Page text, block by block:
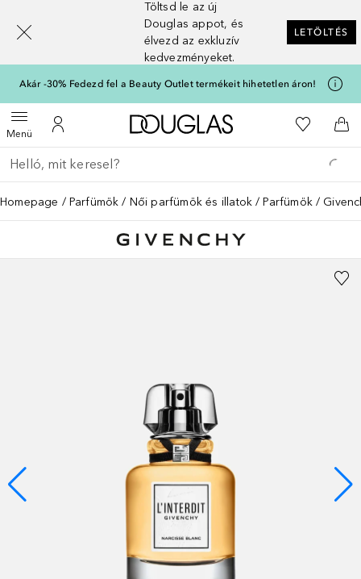
Töltsd le az új
Douglas appot, és
élvezd az exkluzív
kedvezményeket.
LETÖLTÉS
Akár -30% Fedezd fel a Beauty Outlet termékeit hihetetlen áron!
MenüMenü megnyitása
A fiókomhoz
A Douglas Főoldalra
A
Menj vissza
Keresés végrehajtása
Homepage Parfümök Női parfümök és illatok Parfümök
[navigation.slideout.screenreader]